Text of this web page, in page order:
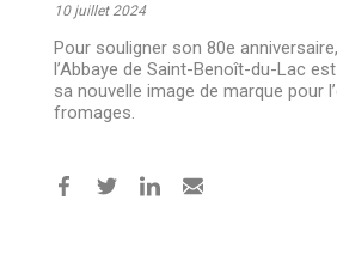
10 juillet 2024
Pour souligner son 80e
l’Abbaye de Saint-Benoît-du-Lac
sa nouvelle image de marque pour
fromages.